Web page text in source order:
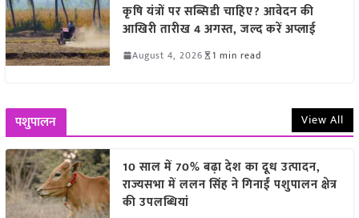
कृषि यंत्रों पर सब्सिडी चाहिए? आवेदन की
आखिरी तारीख 4 अगस्त, जल्द करें अप्लाई
August 4, 2026 1 min read
पशुपालन View All
10 साल में 70% बढ़ा देश का दूध उत्पादन,
राज्यसभा में ललन सिंह ने गिनाईं पशुपालन क्षेत्र
की उपलब्धियां